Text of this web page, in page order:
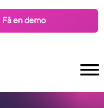
Få en demo